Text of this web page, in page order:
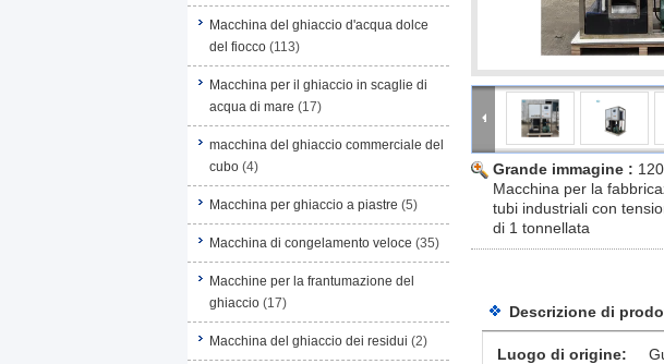
Macchina del ghiaccio d'acqua dolce
del fiocco (113)
Macchina per il ghiaccio in scaglie di
acqua di mare (17)
macchina del ghiaccio commerciale del
cubo (4)
Macchina per ghiaccio a piastre (5)
Macchina di congelamento veloce (35)
Macchine per la frantumazione del
ghiaccio (17)
Macchina del ghiaccio dei residui (2)
Grande immagine :
Macchina per la
tubi industriali con
di 1 tonnellata
Descrizione di
Luogo di origine: